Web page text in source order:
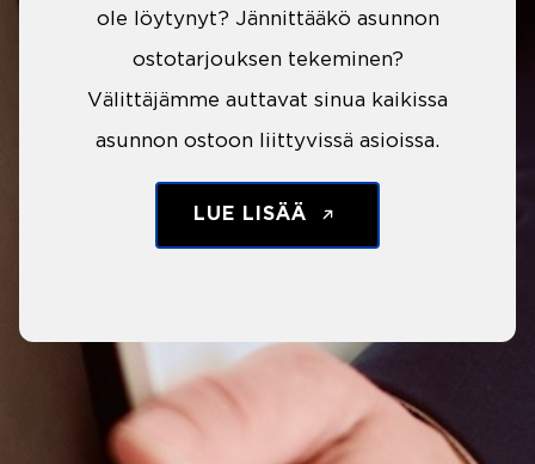
ole löytynyt? Jännittääkö asunnon
ostotarjouksen tekeminen?
Välittäjämme auttavat sinua kaikissa
asunnon ostoon liittyvissä asioissa.
LUE LISÄÄ